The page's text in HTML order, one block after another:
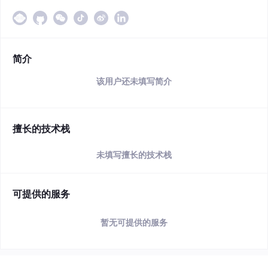
简介
该用户还未填写简介
擅长的技术栈
未填写擅长的技术栈
可提供的服务
暂无可提供的服务